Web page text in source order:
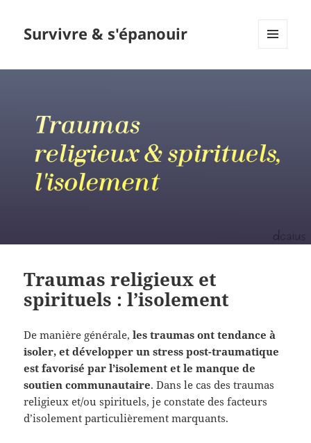
Survivre & s'épanouir
Traumas religieux et
spirituels : l’isolement
De manière générale,les traumas ont tendance à
isoler, et développer un stress post-traumatique
est favorisé par l’isolement et le manque de
soutien communautaire. Dans le cas des traumas
religieux et/ou spirituels, je constate des facteurs
d’isolement particulièrement marquants.